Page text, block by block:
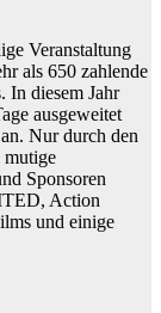
Veranstaltung
als 650 zahlende
In diesem Jahr
ausgeweitet
Nur durch den
Sponsoren
Action
und einige